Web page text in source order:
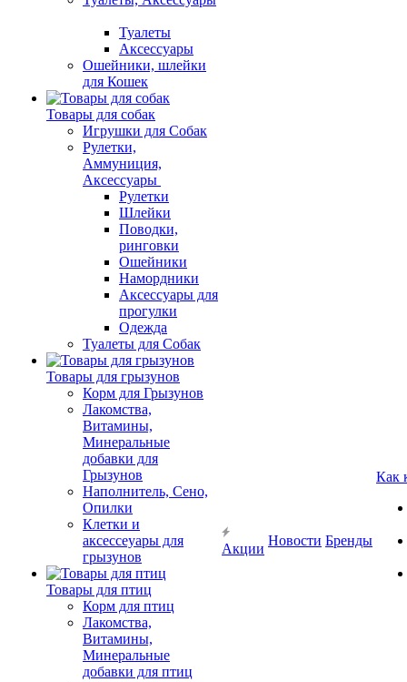
Туалеты
Аксессуары
Ошейники, шлейки
для Кошек
Товары для собак
Игрушки для Собак
Рулетки,
Аммуниция,
Аксессуары
Рулетки
Шлейки
Поводки,
ринговки
Ошейники
Намордники
Аксессуары для
прогулки
Одежда
Туалеты для Собак
Товары для грызунов
Корм для Грызунов
Лакомства,
Витамины,
Минеральные
добавки для
Грызунов
Наполнитель, Сено,
Опилки
Клетки и
аксессеуары для
грызунов
Товары для птиц
Корм для птиц
Лакомства,
Витамины,
Минеральные
добавки для птиц
Акции
Новости Бренды
Как